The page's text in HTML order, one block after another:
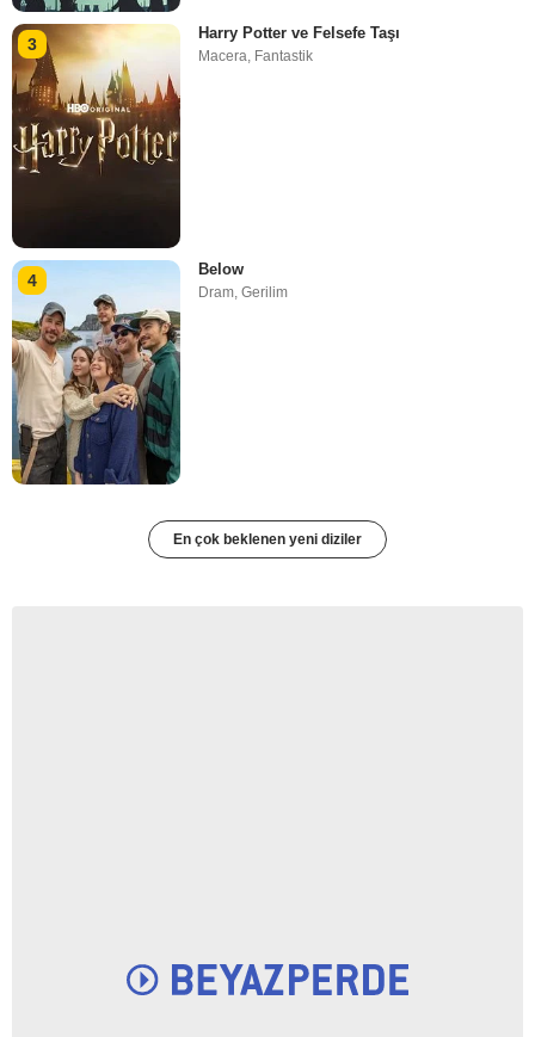
3
Harry Potter ve Felsefe Taşı
Macera Fantastik
4
Below
Dram,Gerilim
En çok beklenen yeni diziler